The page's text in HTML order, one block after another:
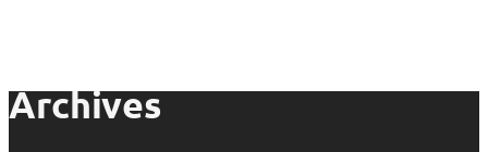
Archives